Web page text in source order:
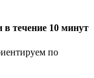
течение 10 минут
по